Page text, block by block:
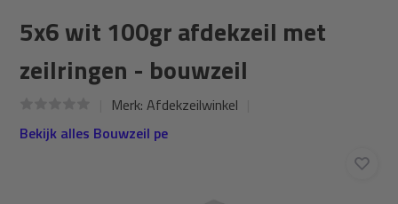
5x6 wit 100gr afdekzeil met
zeilringen - bouwzeil
Merk:Afdekzeilwinkel
Bekijk alles Bouwzeil pe